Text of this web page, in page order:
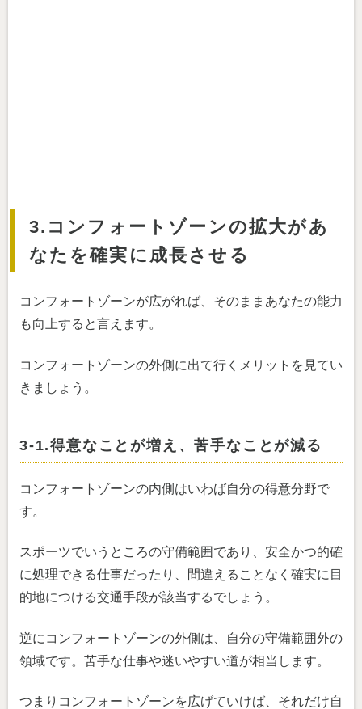
3.コンフォートゾーンの拡大があ
なたを確実に成長させる
コンフォートゾーンが広がれば、そのままあなたの能力
も向上すると言えます。
コンフォートゾーンの外側に出て行くメリットを見てい
きましょう。
3-1.得意なことが増え、苦手なことが減る
コンフォートゾーンの内側はいわば自分の得意分野で
す。
スポーツでいうところの守備範囲であり、安全かつ的確
に処理できる仕事だったり、間違えることなく確実に目
的地につける交通手段が該当するでしょう。
逆にコンフォートゾーンの外側は、自分の守備範囲外の
領域です。苦手な仕事や迷いやすい道が相当します。
つまりコンフォートゾーンを広げていけば、それだけ自